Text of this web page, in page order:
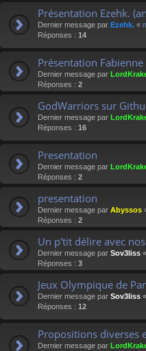
Présentation Ezehk.
Dernier message par Ezehk. «
Réponses : 14
Présentation Fabienne
Dernier message par
Réponses : 2
GodWarriors sur
Dernier message par
Réponses : 16
Presentation
Dernier message par
Réponses : 2
presentation
Dernier message par Abyssos
Réponses : 2
Un p'tit délire avec
Dernier message par Sov3liss «
Réponses : 3
Jeux Olympique de
Dernier message par Sov3liss «
Réponses : 12
Propositions diverses
Dernier message par